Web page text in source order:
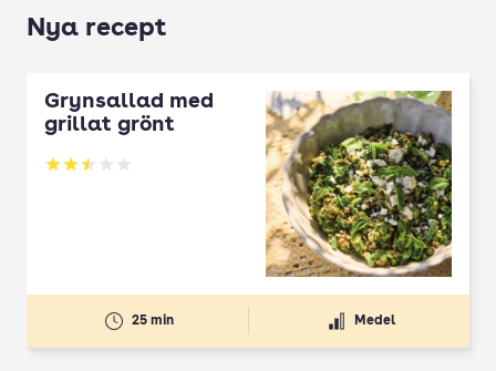
Nya recept
Grynsallad med
grillat grönt
Betyg: 2.5 av 5
25 min Medel